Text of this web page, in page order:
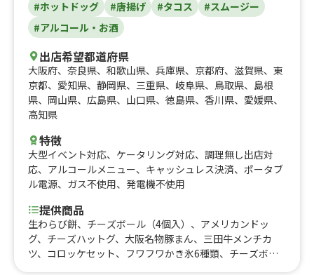
#ホットドッグ #唐揚げ #タコス
#スムージー
#アルコール・お酒
出店希望都道府県
大阪府、 奈良県、 和歌山県、 兵庫県、 京都府、 滋賀県、 東
京都、 愛知県、 静岡県、 三重県、 岐阜県、 鳥取県、 島根
県、 岡山県、 広島県、 山口県、 徳島県、 香川県、 愛媛県、
高知県
特徴
大型イベント対応、 ケータリング対応、 調理無し出店対
応、 アルコールメニュー、 キャッシュレス決済、 ポータブ
ル電源、 ガス不使用、 発電機不使用
提供商品
生わらび餅、チーズボール（4個入）、アメリカンドッ
グ、チーズハットグ、大阪名物豚まん、三田牛メンチカ
ツ、コロッケセット、フワフワかき氷6種類、チーズボー